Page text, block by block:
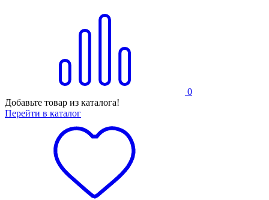
0
Добавьте товар из каталога!
Перейти в каталог